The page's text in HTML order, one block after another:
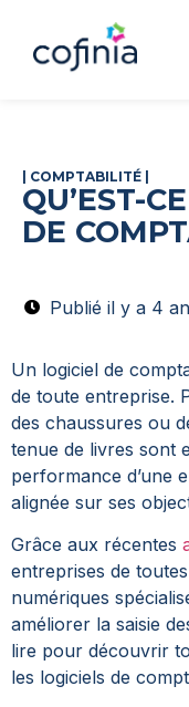
COMPTABILITÉ
QU’EST-
DE
Publié il y a 4
Un logiciel de
de toute entreprise.
des chaussures ou
tenue de livres sont
performance d’une
alignée sur ses
Grâce aux récentes
entreprises de
numériques
améliorer la saisie
lire pour découvrir
les logiciels de